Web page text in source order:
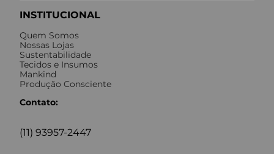
INSTITUCIONAL
Quem Somos
Nossas Lojas
Sustentabilidade
Tecidos e Insumos
Mankind
Produção Consciente
Contato:
(11) 93957-2447